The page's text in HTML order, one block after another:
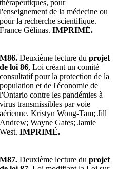
thérapeutiques, pour
l'enseignement de la médecine ou
pour la recherche scientifique.
France Gélinas. IMPRIMÉ.
M86. Deuxième lecture du projet
de loi 86, Loi créant un comité
consultatif pour la protection de la
population et de l'économie de
l'Ontario contre les pandémies à
virus transmissibles par voie
aérienne. Kristyn Wong-Tam; Jill
Andrew; Wayne Gates; Jamie
West. IMPRIMÉ.
M87. Deuxième lecture du projet